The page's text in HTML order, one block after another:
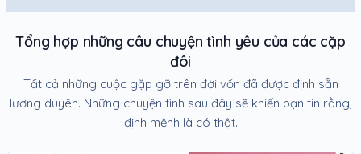
Tổng hợp những câu chuyện tình yêu của các cặp
đôi
Tất cả những cuộc gặp gỡ trên đời vốn đã được định sẵn
lương duyên. Những chuyện tình sau đây sẽ khiến bạn tin rằng,
định mệnh là có thật.